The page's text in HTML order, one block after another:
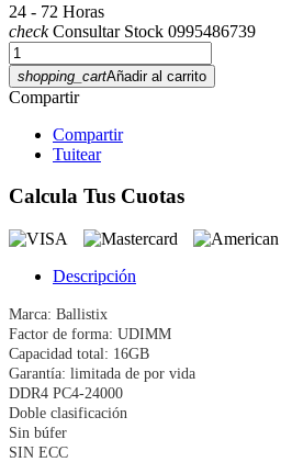
24 - 72 Horas
checkConsultar Stock 0995486739
shopping_cartAñadir al carrito
Compartir
Compartir
Tuitear
Calcula Tus Cuotas
Descripción
Marca: Ballistix
Factor de forma: UDIMM
Capacidad total: 16GB
Garantía: limitada de por vida
DDR4 PC4-24000
Doble clasificación
Sin búfer
SIN ECC